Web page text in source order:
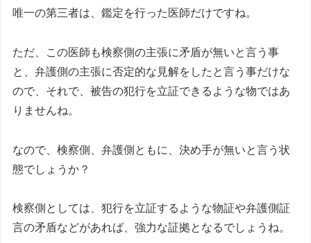
唯一の第三者は、鑑定を行った医師だけですね。
ただ、この医師も検察側の主張に矛盾が無いと言う事
と、弁護側の主張に否定的な見解をしたと言う事だけな
ので、それで、被告の犯行を立証できるような物ではあ
りませんね。
なので、検察側、弁護側ともに、決め手が無いと言う状
態でしょうか？
検察側としては、犯行を立証するような物証や弁護側証
言の矛盾などがあれば、強力な証拠となるでしょうね。